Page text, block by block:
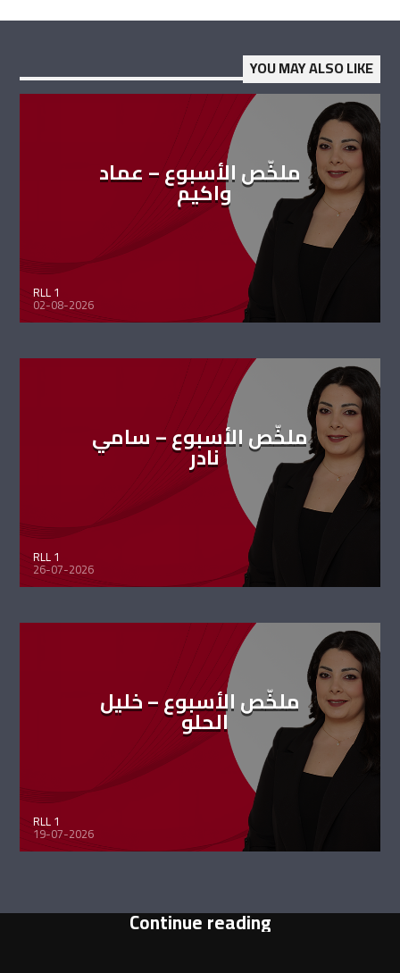
YOU MAY ALSO LIKE
ملخّص الأسبوع – عماد
واكيم
RLL 1
02-08-2026
ملخّص الأسبوع – سامي
نادر
RLL 1
26-07-2026
ملخّص الأسبوع – خليل
الحلو
RLL 1
19-07-2026
Continue reading